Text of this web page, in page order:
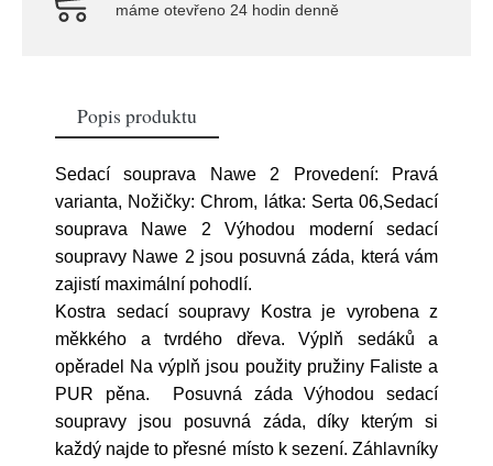
máme otevřeno 24 hodin denně
Popis produktu
Sedací souprava Nawe 2 Provedení: Pravá
varianta, Nožičky: Chrom, látka: Serta 06,Sedací
souprava Nawe 2 Výhodou moderní sedací
soupravy Nawe 2 jsou posuvná záda, která vám
zajistí maximální pohodlí.
Kostra sedací soupravy Kostra je vyrobena z
měkkého a tvrdého dřeva. Výplň sedáků a
opěradel Na výplň jsou použity pružiny Faliste a
PUR pěna. Posuvná záda Výhodou sedací
soupravy jsou posuvná záda, díky kterým si
každý najde to přesné místo k sezení. Záhlavníky